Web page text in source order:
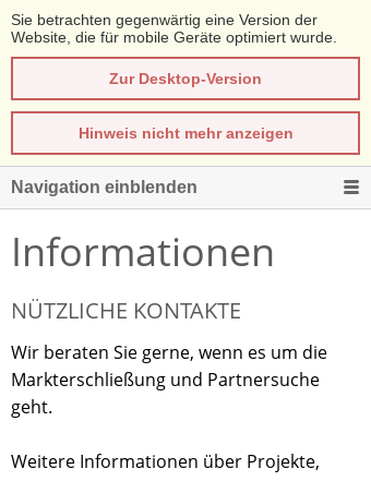
Sie betrachten gegenwärtig eine Version der
Website, die für mobile Geräte optimiert wurde.
Zur Desktop-Version
Hinweis nicht mehr anzeigen
Navigation einblenden
Informationen
NÜTZLICHE KONTAKTE
Wir beraten Sie gerne, wenn es um die
Markterschließung und Partnersuche
geht.
Weitere Informationen über Projekte,